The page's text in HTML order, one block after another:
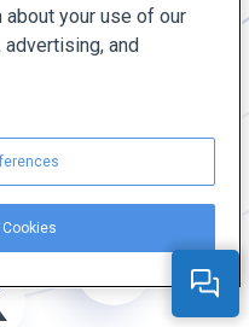
your use of our
and